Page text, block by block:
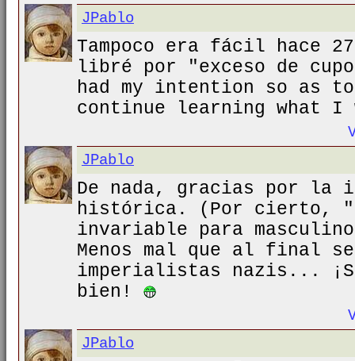
JPablo
Tampoco era fácil hace
libré por "exceso de
had my intention so as
continue learning what I
JPablo
De nada, gracias por la
histórica. (Por cierto,
invariable para
Menos mal que al final
imperialistas nazis...
bien!
JPablo